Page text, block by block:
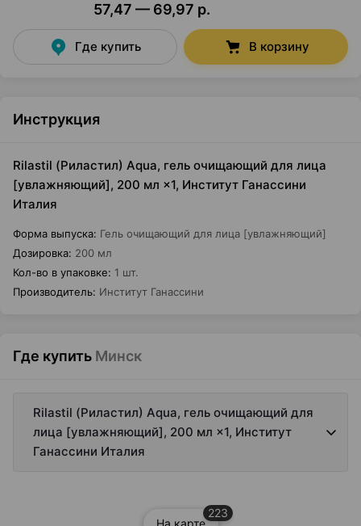
57,47 — 69,97 р.
Где купить В корзину
Инструкция
Rilastil (Риластил) Aqua, гель очищающий для лица
[увлажняющий], 200 мл ×1, Институт Ганассини
Италия
Форма выпуска: Гель очищающий для лица [увлажняющий]
Дозировка: 200 мл
Кол-во в упаковке: 1 шт.
Производитель: Институт Ганассини
Где купить Минск
Rilastil (Риластил) Aqua, гель очищающий для
лица [увлажняющий], 200 мл ×1, Институт
Ганассини Италия
На карте
223